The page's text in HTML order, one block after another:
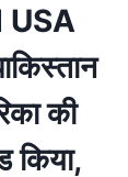
USA
की
किया,